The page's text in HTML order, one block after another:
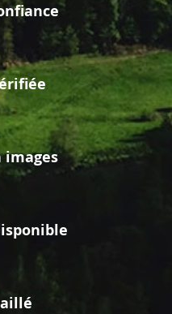
images